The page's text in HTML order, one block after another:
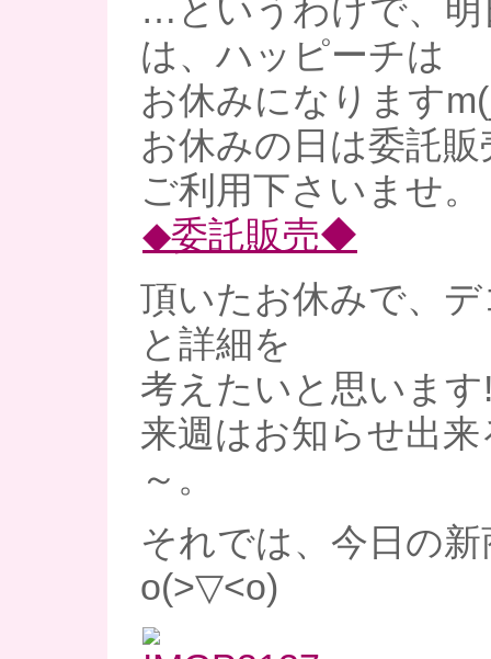
…というわけで、明
は、ハッピーチは
お休みになります
お休みの日は委託
ご利用下さいませ。
◆委託販売◆
頂いたお休みで、
と詳細を
考えたいと思います
来週はお知らせ出
～。
それでは、今日の
o(>▽<o)